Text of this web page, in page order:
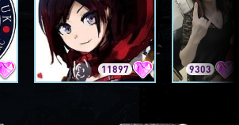
11897 9303